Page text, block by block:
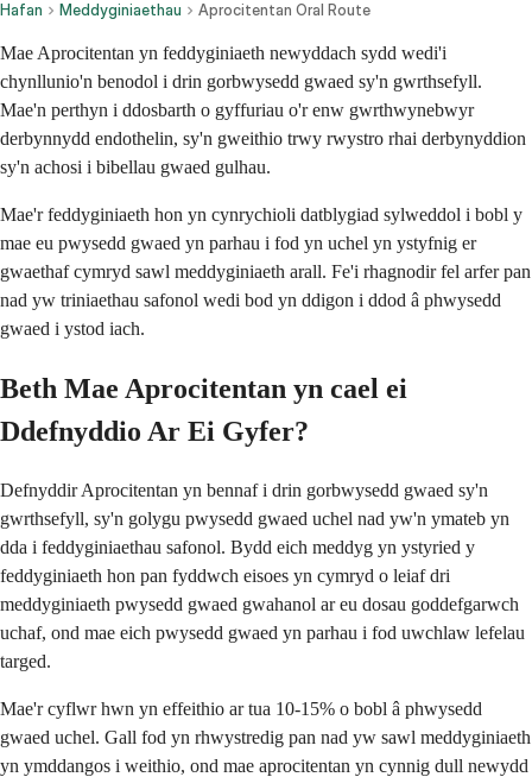
Hafan Meddyginiaethau Aprocitentan Oral Route
Mae Aprocitentan yn feddyginiaeth newyddach sydd wedi'i
chynllunio'n benodol i drin gorbwysedd gwaed sy'n gwrthsefyll.
Mae'n perthyn i ddosbarth o gyffuriau o'r enw gwrthwynebwyr
derbynnydd endothelin, sy'n gweithio trwy rwystro rhai derbynyddion
sy'n achosi i bibellau gwaed gulhau.
Mae'r feddyginiaeth hon yn cynrychioli datblygiad sylweddol i bobl y
mae eu pwysedd gwaed yn parhau i fod yn uchel yn ystyfnig er
gwaethaf cymryd sawl meddyginiaeth arall. Fe'i rhagnodir fel arfer pan
nad yw triniaethau safonol wedi bod yn ddigon i ddod â phwysedd
gwaed i ystod iach.
Beth Mae Aprocitentan yn cael ei
Ddefnyddio Ar Ei Gyfer?
Defnyddir Aprocitentan yn bennaf i drin gorbwysedd gwaed sy'n
gwrthsefyll, sy'n golygu pwysedd gwaed uchel nad yw'n ymateb yn
dda i feddyginiaethau safonol. Bydd eich meddyg yn ystyried y
feddyginiaeth hon pan fyddwch eisoes yn cymryd o leiaf dri
meddyginiaeth pwysedd gwaed gwahanol ar eu dosau goddefgarwch
uchaf, ond mae eich pwysedd gwaed yn parhau i fod uwchlaw lefelau
targed.
Mae'r cyflwr hwn yn effeithio ar tua 10-15% o bobl â phwysedd
gwaed uchel. Gall fod yn rhwystredig pan nad yw sawl meddyginiaeth
yn ymddangos i weithio, ond mae aprocitentan yn cynnig dull newydd